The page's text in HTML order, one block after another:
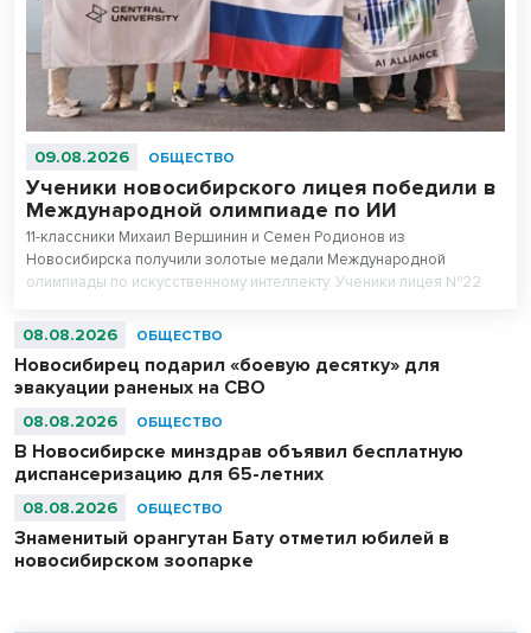
09.08.2026 ОБЩЕСТВО
Ученики новосибирского лицея победили в
Международной олимпиаде по ИИ
11-классники Михаил Вершинин и Семен Родионов из
Новосибирска получили золотые медали Международной
олимпиады по искусственному интеллекту. Ученики лицея №22
абсолютными чемпионами соревнований.
08.08.2026 ОБЩЕСТВО
Новосибирец подарил «боевую десятку» для
эвакуации раненых на СВО
08.08.2026 ОБЩЕСТВО
В Новосибирске минздрав объявил бесплатную
диспансеризацию для 65-летних
08.08.2026 ОБЩЕСТВО
Знаменитый орангутан Бату отметил юбилей в
новосибирском зоопарке